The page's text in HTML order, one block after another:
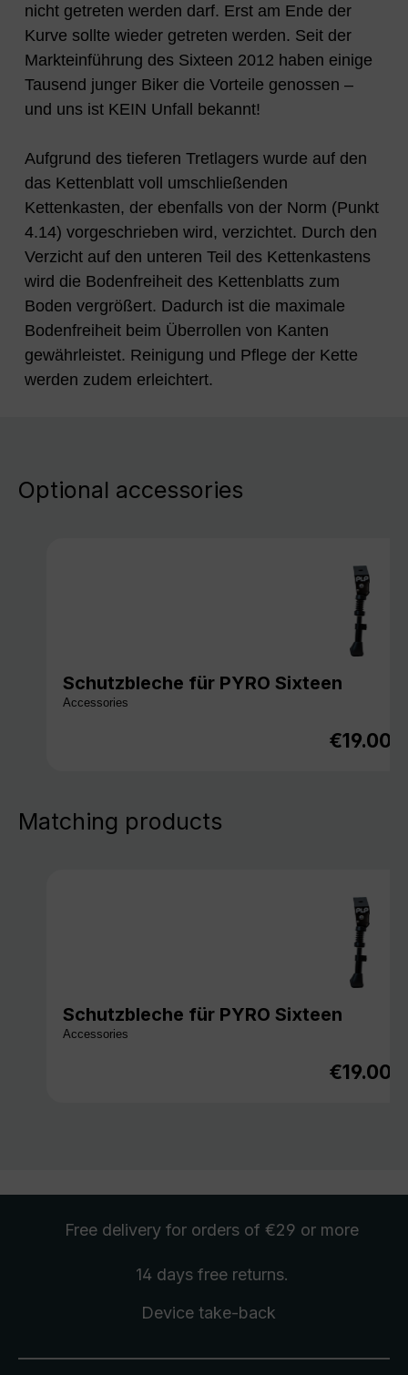
nicht getreten werden darf. Erst am Ende der
Kurve sollte wieder getreten werden. Seit der
Markteinführung des Sixteen 2012 haben einige
Tausend junger Biker die Vorteile genossen –
und uns ist KEIN Unfall bekannt!
Aufgrund des tieferen Tretlagers wurde auf den
das Kettenblatt voll umschließenden
Kettenkasten, der ebenfalls von der Norm (Punkt
4.14) vorgeschrieben wird, verzichtet. Durch den
Verzicht auf den unteren Teil des Kettenkastens
wird die Bodenfreiheit des Kettenblatts zum
Boden vergrößert. Dadurch ist die maximale
Bodenfreiheit beim Überrollen von Kanten
gewährleistet. Reinigung und Pflege der Kette
werden zudem erleichtert.
Optional accessories
Schutzbleche für PYRO Sixteen
Accessories
Regular
€19.00
Matching products
Schutzbleche für PYRO Sixteen
Accessories
Regular
€19.00
Free delivery for orders of €29 or more
14 days free returns.
Device take-back